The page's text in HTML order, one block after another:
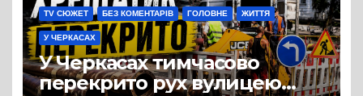
TV СЮЖЕТ БЕЗ КОМЕНТАРІВ ГОЛОВНЕ ЖИТТЯ
У ЧЕРКАСАХ
У Черкасах тимчасово
перекрито рух вулицею